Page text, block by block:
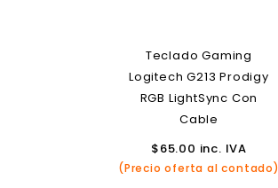
Teclado Gaming
Logitech G213 Prodigy
RGB LightSync Con
Cable
$65.00 inc. IVA
(Precio oferta al contado)